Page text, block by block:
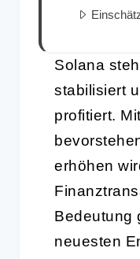
Solana
stabilisiert
profitiert.
erhöhen
Bedeutung
neuesten